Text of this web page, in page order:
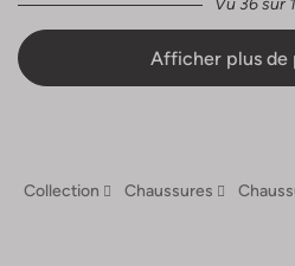
Afficher plus de
Collection Chaussures